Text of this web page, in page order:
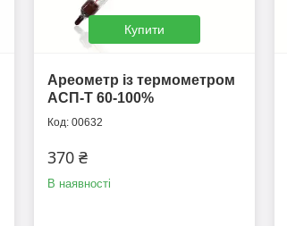
Купити
Ареометр із термометром
АСП-Т 60-100%
00632
370 ₴
В наявності